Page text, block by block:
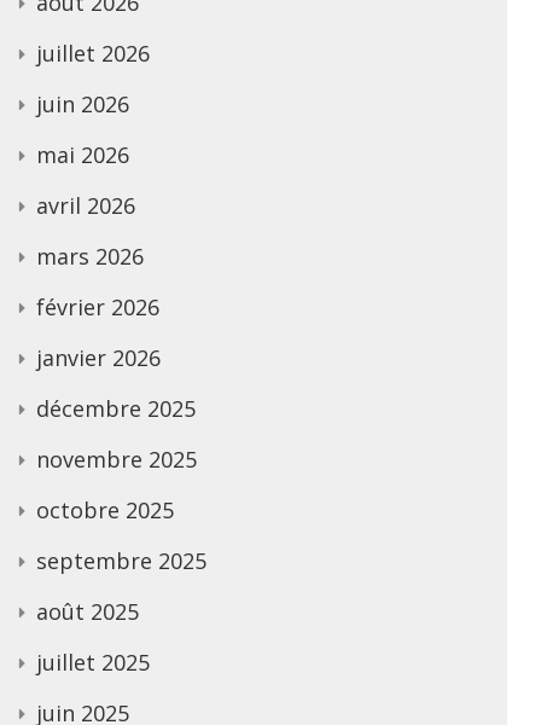
juillet 2026
juin 2026
mai 2026
avril 2026
mars 2026
février 2026
janvier 2026
décembre 2025
novembre 2025
octobre 2025
septembre 2025
août 2025
juillet 2025
juin 2025